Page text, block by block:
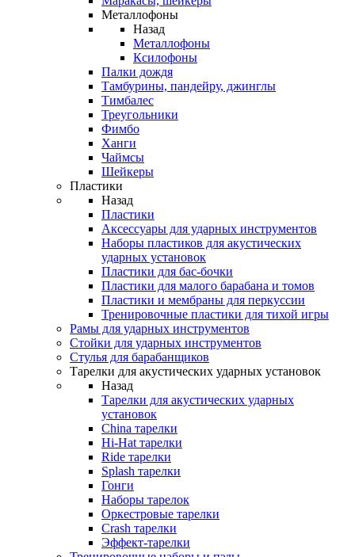
Металлофоны
Назад
Металлофоны
Ксилофоны
Палки дождя
Тамбурины, пандейру, джинглы
Тимбалес
Треугольники
Фимбо
Ханги
Чаймсы
Шейкеры
Пластики
Назад
Пластики
Аксессуары для ударных инструментов
Наборы пластиков для акустических
ударных установок
Пластики для бас-бочки
Пластики для малого барабана и томов
Пластики и мембраны для перкуссии
Тренировочные пластики для тихой игры
Рамы для ударных инструментов
Стойки для ударных инструментов
Стулья для барабанщиков
Тарелки для акустических ударных установок
Назад
Тарелки для акустических ударных
установок
China тарелки
Hi-Hat тарелки
Ride тарелки
Splash тарелки
Гонги
Наборы тарелок
Оркестровые тарелки
Сrash тарелки
Эффект-тарелки